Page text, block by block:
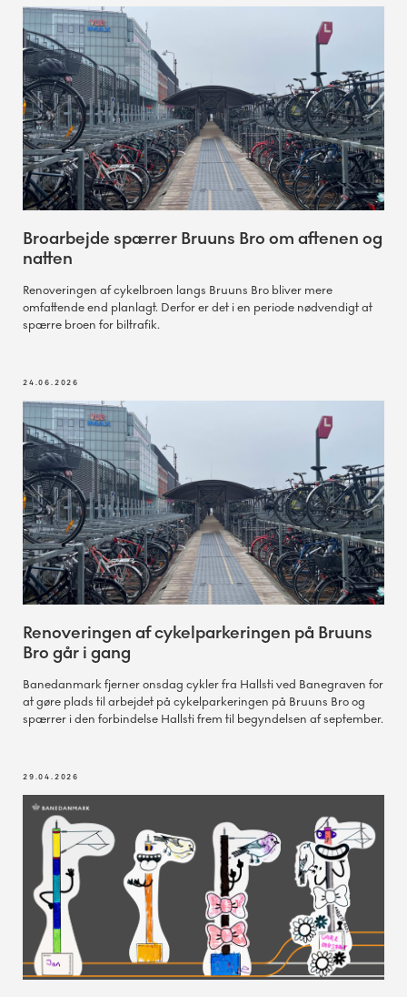
Broarbejde spærrer Bruuns Bro om aftenen og
natten
Renoveringen af cykelbroen langs Bruuns Bro bliver mere
omfattende end planlagt. Derfor er det i en periode nødvendigt at
spærre broen for biltrafik.
24.06.2026
Renoveringen af cykelparkeringen på Bruuns
Bro går i gang
Banedanmark fjerner onsdag cykler fra Hallsti ved Banegraven for
at gøre plads til arbejdet på cykelparkeringen på Bruuns Bro og
spærrer i den forbindelse Hallsti frem til begyndelsen af september.
29.04.2026